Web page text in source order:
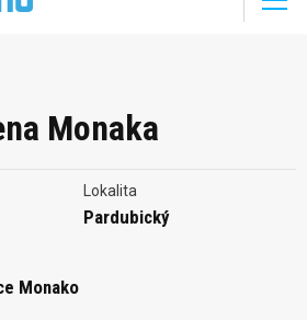
Monaka
Lokalita
Pardubický
Monako